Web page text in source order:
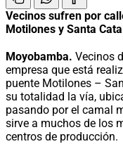
Vecinos sufren por
Motilones y Santa
Moyobamba. Vecinos
empresa que está
puente Motilones –
su totalidad la vía,
pasando por el camal
sirve a muchos de los
centros de producción.